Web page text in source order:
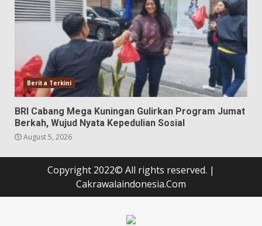
Berita Terkini
BRI Cabang Mega Kuningan Gulirkan Program Jumat
Berkah, Wujud Nyata Kepedulian Sosial
August 5, 2026
Copyright 2022© All rights reserved. |
Cakrawalaindonesia.Com